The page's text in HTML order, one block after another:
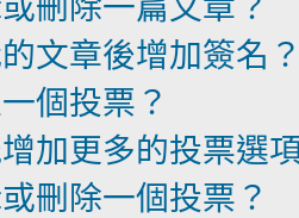
刪除一篇文章？
文章後增加簽名
個投票？
加更多的投票選
刪除一個投票？